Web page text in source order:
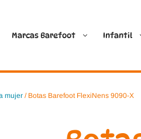
Marcas Barefoot
Batilas
Infantil
mujer / Botas Barefoot FlexiNens 9090-X